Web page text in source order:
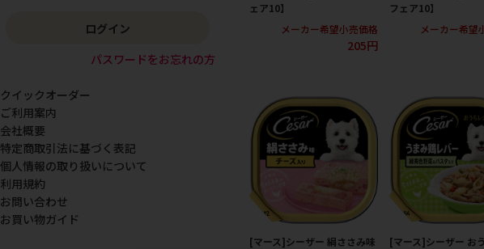
ェア10】
メーカー希望小売価格
205円
フェア10】
メーカー希望
[マース]シーザー 絹ささみ味
[マース]シーザー お
ログイン
パスワードをお忘れの方
クイックオーダー
ご利用案内
会社概要
特定商取引法に基づく表記
個人情報の取り扱いについて
利用規約
お問い合わせ
お買い物ガイド